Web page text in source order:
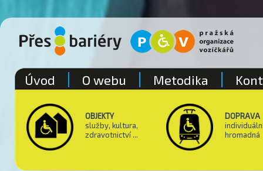
OBJEKTY
služby, kultura,
zdravotnictví ...
DOPRAVA
hromadná
Úvod O webu Metodika